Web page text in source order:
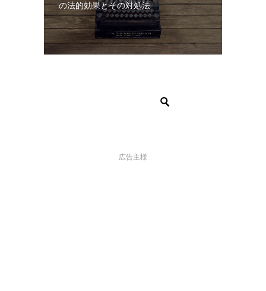
の法的効果とその対処法
広告主様